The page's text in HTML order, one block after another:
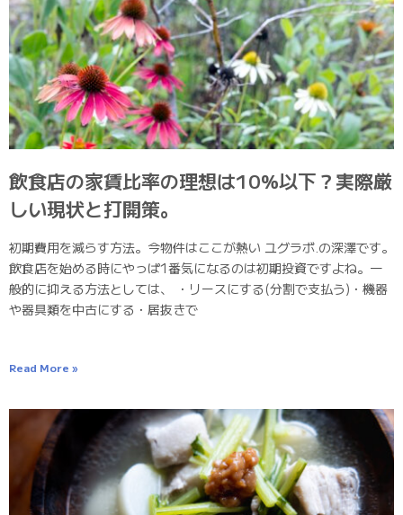
飲食店の家賃比率の理想は10%以下？実際厳
しい現状と打開策。
初期費用を減らす方法。今物件はここが熱い ユグラボ.の深澤です。
飲食店を始める時にやっぱ1番気になるのは初期投資ですよね。一
般的に抑える方法としては、 ・リースにする(分割で支払う)・機器
や器具類を中古にする・居抜きで
Read More »